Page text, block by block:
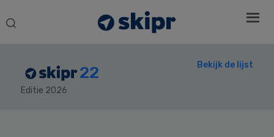
Search
22
Editie 2026
Bekijk de lijst